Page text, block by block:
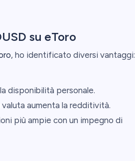
su eToro
, ho identificato diversi vantaggi:
disponibilità personale.
aumenta la redditività.
più ampie con un impegno di